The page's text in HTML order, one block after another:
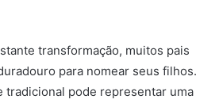
transformação, muitos pais
para nomear seus filhos.
tradicional pode representar uma